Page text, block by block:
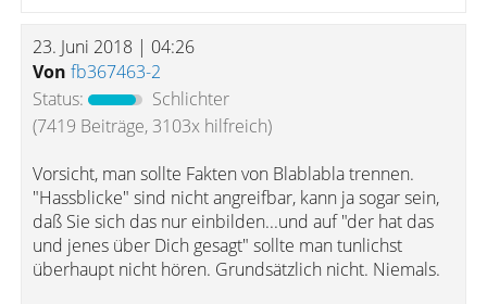
23. Juni 2018 | 04:26
Von fb367463-2
Status:
Schlichter
(7419 Beiträge, 3103x hilfreich)
Vorsicht, man sollte Fakten von Blablabla trennen.
"Hassblicke" sind nicht angreifbar, kann ja sogar sein,
daß Sie sich das nur einbilden...und auf "der hat das
und jenes über Dich gesagt" sollte man tunlichst
überhaupt nicht hören. Grundsätzlich nicht. Niemals.